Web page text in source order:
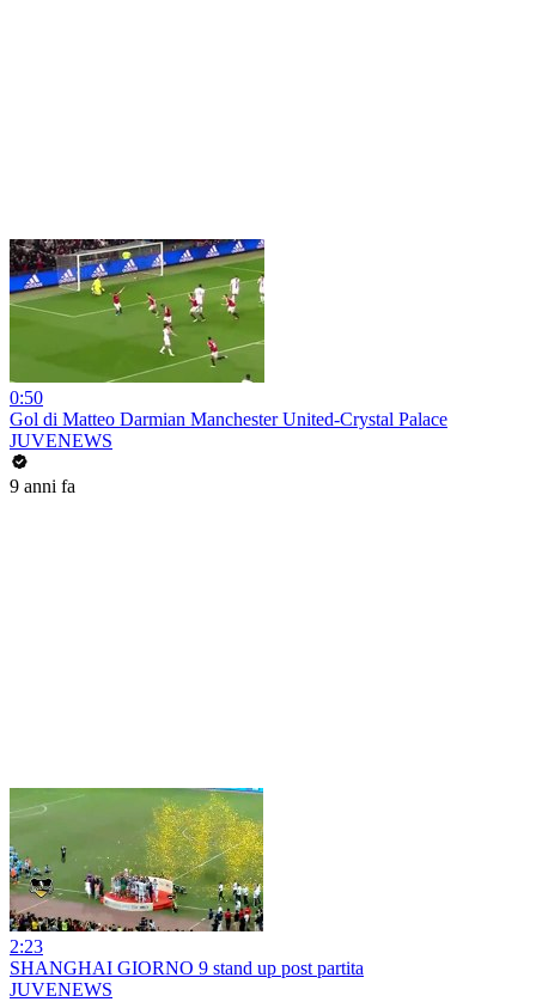
0:50
Gol di Matteo Darmian Manchester United-Crystal Palace
JUVENEWS
9 anni fa
2:23
SHANGHAI GIORNO 9 stand up post partita
JUVENEWS